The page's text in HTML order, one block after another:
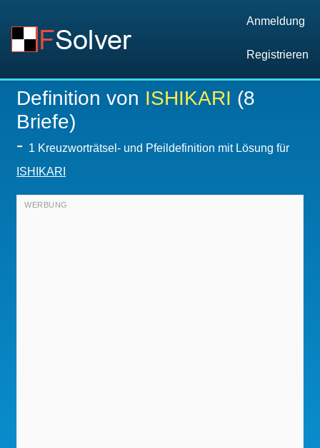
Anmeldung
Registrieren
Definition von ISHIKARI (8
Briefe)
- 1 Kreuzworträtsel- und Pfeildefinition mit Lösung für
ISHIKARI